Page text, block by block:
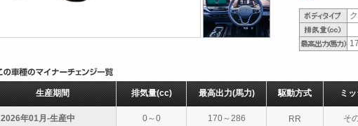
生産期間 排気量(cc) 最高出力(馬力) 駆動方式 ミッ
2026年01月-生産中 0～0 170～286 RR そ